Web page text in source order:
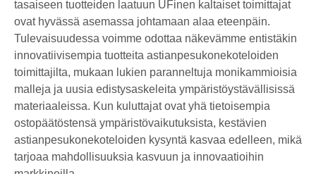
tasaiseen tuotteiden laatuun UFinen kaltaiset toimittajat
ovat hyvässä asemassa johtamaan alaa eteenpäin.
Tulevaisuudessa voimme odottaa näkevämme entistäkin
innovatiivisempia tuotteita astianpesukonekoteloiden
toimittajilta, mukaan lukien paranneltuja monikammioisia
malleja ja uusia edistysaskeleita ympäristöystävällisissä
materiaaleissa. Kun kuluttajat ovat yhä tietoisempia
ostopäätöstensä ympäristövaikutuksista, kestävien
astianpesukonekoteloiden kysyntä kasvaa edelleen, mikä
tarjoaa mahdollisuuksia kasvuun ja innovaatioihin